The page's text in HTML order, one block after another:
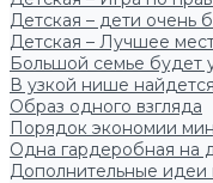
Детская – дети очень
Детская – Лучшее
Большой семье будет
В узкой нише
Образ одного взгляда
Порядок экономии
Одна гардеробная на
Дополнительные